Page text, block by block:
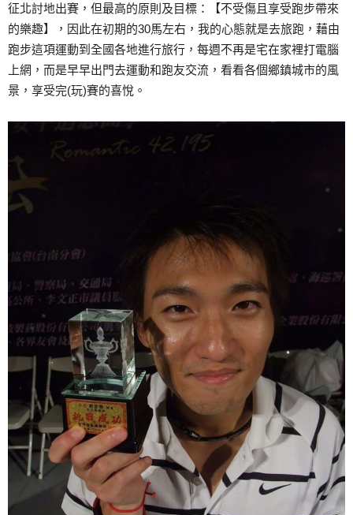
征北討地出賽，但最高的原則及目標：【不受傷且享受跑步帶來
的樂趣】，因此在初期的30馬左右，我的心態就是去旅跑，藉由
跑步這項運動到全國各地進行旅行，每週不再是宅在家裡打電腦
上網，而是早早出門去運動和跑友交流，看看各個鄉鎮城市的風
景，享受完(玩)賽的喜悅。